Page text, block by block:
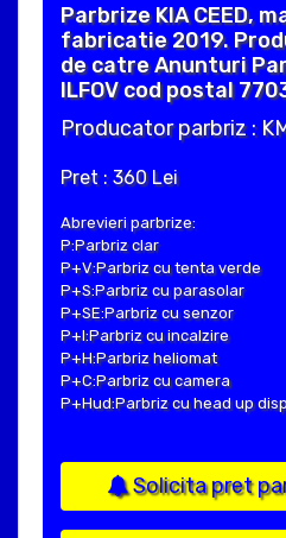
Parbrize KIA CEED,
fabricatie 2019.
de catre Anunturi
ILFOV cod postal
Producator parbriz :
Pret : 360 Lei
Abrevieri parbrize:
P:Parbriz clar
P+V:Parbriz cu tenta verde
P+S:Parbriz cu parasolar
P+SE:Parbriz cu senzor
P+I:Parbriz cu incalzire
P+H:Parbriz heliomat
P+C:Parbriz cu camera
P+Hud:Parbriz cu head up
Solicita pret